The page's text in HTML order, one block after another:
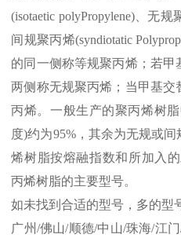
(isotaetic polyPropylene)、无规
间规聚丙烯(syndiotatic
的同一侧称等规聚丙烯；若
两侧称无规聚丙烯；当甲基
丙烯。一般生产的聚丙烯树
度)约为95%，其余为无规或间
烯树脂按熔融指数和所加入
丙烯树脂的主要型号。
如未找到合适的型号，多的型
广州/佛山/顺德/中山/珠海/江门